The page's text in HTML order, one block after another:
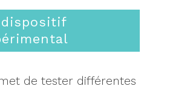
dispositif
de tester différentes